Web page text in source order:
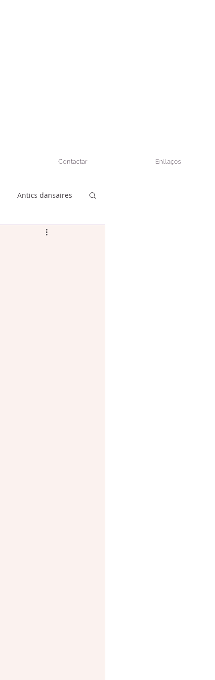
Contactar Enllaços
Antics dansaires